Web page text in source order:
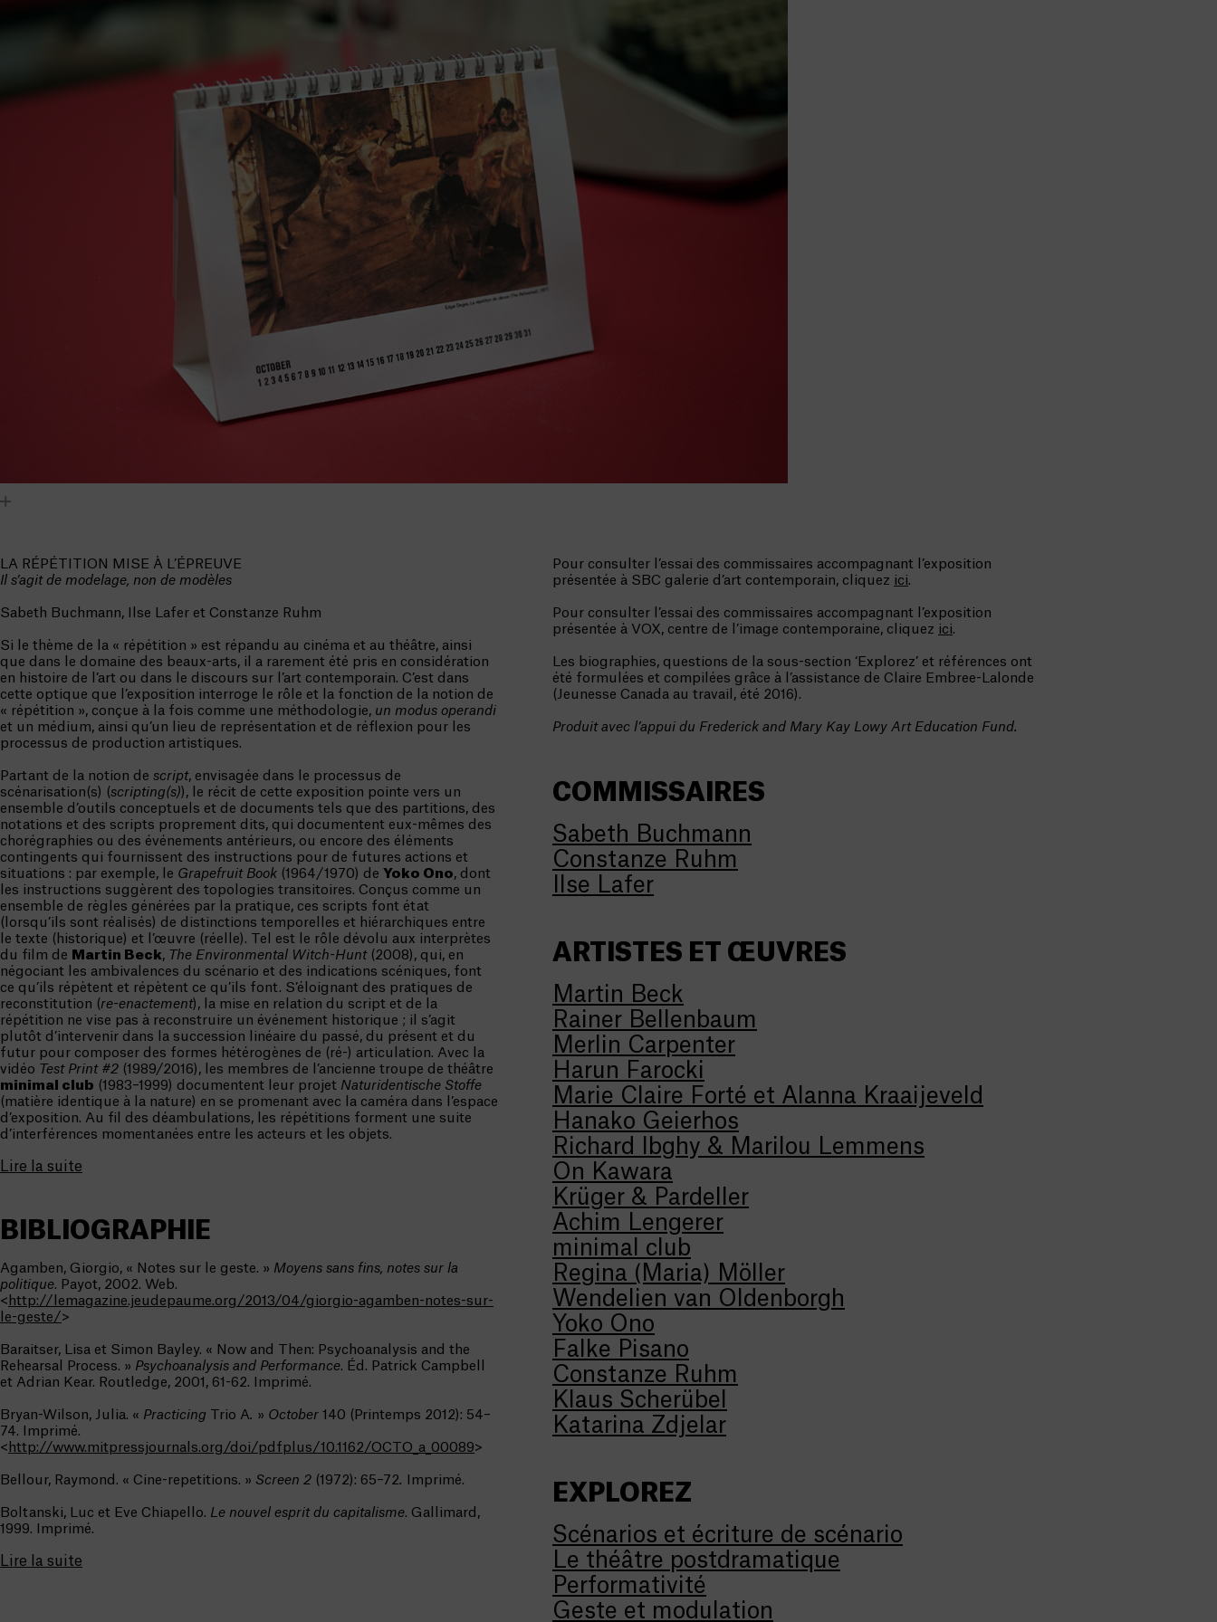
LA RÉPÉTITION MISE À L’ÉPREUVE
Il s’agit de modelage, non de modèles
Sabeth Buchmann, Ilse Lafer et Constanze Ruhm
Si le thème de la « répétition » est répandu au cinéma et au théâtre, ainsi
que dans le domaine des beaux-arts, il a rarement été pris en considération
en histoire de l’art ou dans le discours sur l’art contemporain. C’est dans
cette optique que l’exposition interroge le rôle et la fonction de la notion de
« répétition », conçue à la fois comme une méthodologie, un modus operandi
et un médium, ainsi qu’un lieu de représentation et de réflexion pour les
processus de production artistiques.
Partant de la notion de script, envisagée dans le processus de
scénarisation(s) (scripting(s)), le récit de cette exposition pointe vers un
ensemble d’outils conceptuels et de documents tels que des partitions, des
notations et des scripts proprement dits, qui documentent eux-mêmes des
chorégraphies ou des événements antérieurs, ou encore des éléments
contingents qui fournissent des instructions pour de futures actions et
situations : par exemple, le Grapefruit Book (1964/1970) de Yoko Ono, dont
les instructions suggèrent des topologies transitoires. Conçus comme un
ensemble de règles générées par la pratique, ces scripts font état
(lorsqu’ils sont réalisés) de distinctions temporelles et hiérarchiques entre
le texte (historique) et l’œuvre (réelle). Tel est le rôle dévolu aux interprètes
du film de Martin Beck, The Environmental Witch-Hunt(2008), qui, en
négociant les ambivalences du scénario et des indications scéniques, font
ce qu’ils répètent et répètent ce qu’ils font. S’éloignant des pratiques de
reconstitution (re-enactement), la mise en relation du script et de la
répétition ne vise pas à reconstruire un événement historique ; il s’agit
plutôt d’intervenir dans la succession linéaire du passé, du présent et du
futur pour composer des formes hétérogènes de (ré-) articulation. Avec la
vidéo Test Print #2 (1989/2016), les membres de l’ancienne troupe de théâtre
minimal club (1983–1999) documentent leur projet Naturidentische Stoffe
(matière identique à la nature) en se promenant avec la caméra dans l’espace
d’exposition. Au fil des déambulations, les répétitions forment une suite
d’interférences momentanées entre les acteurs et les objets.
Lire la suite
BIBLIOGRAPHIE
Agamben, Giorgio, « Notes sur le geste. » Moyens sans fins, notes sur la
politique. Payot, 2002. Web.
< http://lemagazine.jeudepaume.org/2013/04/giorgio-agamben-notes-sur-
le-geste/>
Baraitser, Lisa et Simon Bayley. « Now and Then: Psychoanalysis and the
Rehearsal Process. » Psychoanalysis and Performance. Éd. Patrick Campbell
et Adrian Kear. Routledge, 2001, 61-62. Imprimé.
Bryan-Wilson, Julia. « Practicing Trio A. » October 140 (Printemps 2012): 54–
74. Imprimé.
< http://www.mitpressjournals.org/doi/pdfplus/10.1162/OCTO_a_00089>
Bellour, Raymond. « Cine-repetitions. » Screen 2 (1972): 65–72. Imprimé.
Boltanski, Luc et Eve Chiapello. Le nouvel esprit du capitalisme. Gallimard,
1999. Imprimé.
Lire la suite
Pour consulter l’essai des commissaires accompagnant l’exposition
présentée à SBC galerie d’art contemporain, cliquez ici.
Pour consulter l’essai des commissaires accompagnant l’exposition
présentée à VOX, centre de l’image contemporaine, cliquez ici.
Les biographies, questions de la sous-section ‘Explorez’ et références ont
été formulées et compilées grâce à l’assistance de Claire Embree-Lalonde
(Jeunesse Canada au travail, été 2016).
Produit avec l’appui du Frederick and Mary Kay Lowy Art Education Fund.
COMMISSAIRES
Sabeth Buchmann
Constanze Ruhm
Ilse Lafer
ARTISTES ET ŒUVRES
Martin Beck
Rainer Bellenbaum
Merlin Carpenter
Harun Farocki
Marie Claire Forté et Alanna Kraaijeveld
Hanako Geierhos
Richard Ibghy & Marilou Lemmens
On Kawara
Krüger & Pardeller
Achim Lengerer
minimal club
Regina (Maria) Möller
Wendelien van Oldenborgh
Yoko Ono
Falke Pisano
Constanze Ruhm
Klaus Scherübel
Katarina Zdjelar
EXPLOREZ
Scénarios et écriture de scénario
Le théâtre postdramatique
Performativité
Geste et modulation